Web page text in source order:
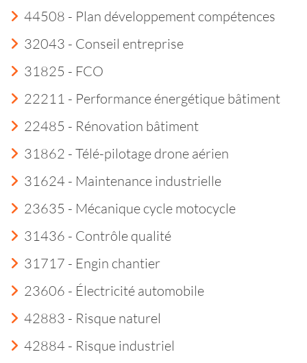
44508 - Plan développement compétences
32043 - Conseil entreprise
31825 - FCO
22211 - Performance énergétique bâtiment
22485 - Rénovation bâtiment
31862 - Télé-pilotage drone aérien
31624 - Maintenance industrielle
23635 - Mécanique cycle motocycle
31436 - Contrôle qualité
31717 - Engin chantier
23606 - Électricité automobile
42883 - Risque naturel
42884 - Risque industriel